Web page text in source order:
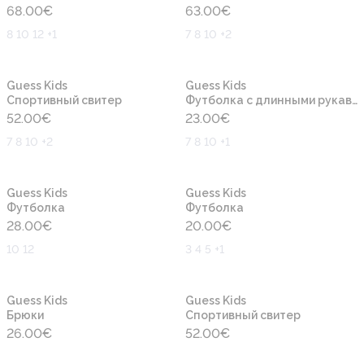
68.00€
8 10 12 +1
63.00€
7 8 10 +2
Guess Kids
Cпортивный свитер
52.00€
7 8 10 +2
Guess Kids
Футболка с длинными рукавами
23.00€
7 8 10 +1
Guess Kids
Футболка
28.00€
10 12
Guess Kids
Футболка
20.00€
3 4 5 +1
Guess Kids
Брюки
26.00€
Guess Kids
Cпортивный свитер
52.00€